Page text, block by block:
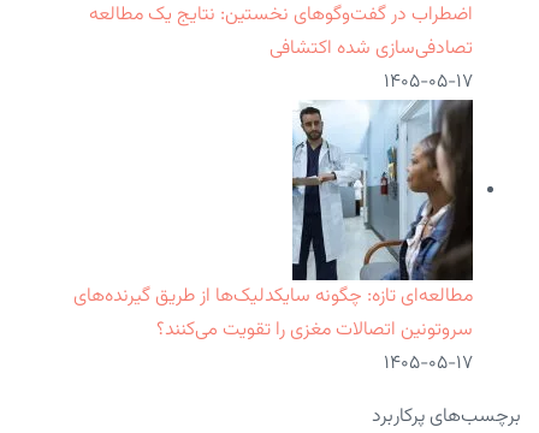
اضطراب در گفت‌وگوهای نخستین: نتایج یک مطالعه
تصادفی‌سازی شده اکتشافی
۱۴۰۵-۰۵-۱۷
مطالعه‌ای تازه: چگونه سایکدلیک‌ها از طریق گیرنده‌های
سروتونین اتصالات مغزی را تقویت می‌کنند؟
۱۴۰۵-۰۵-۱۷
برچسب‌های پرکاربرد